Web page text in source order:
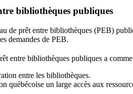
bibliothèques publiques
de prêt entre bibliothèques (PEB)
demandes de PEB.
entre bibliothèques publiques a
entre les bibliothèques.
québécoise un large accès aux